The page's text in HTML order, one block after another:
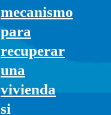
mecanismo
para
recuperar
una
vivienda
si